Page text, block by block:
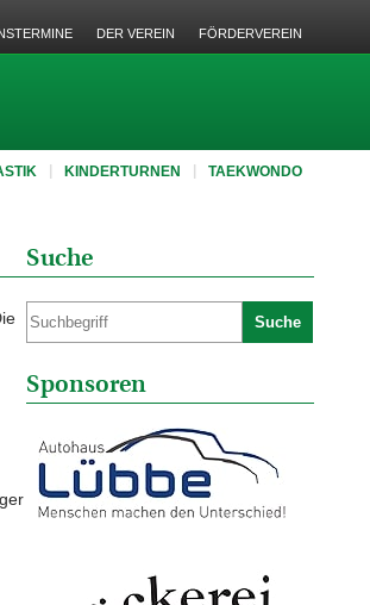
KINDERTURNEN TAEKWONDO
DER VEREIN FÖRDERVEREIN
Suche
Suche
Sponsoren